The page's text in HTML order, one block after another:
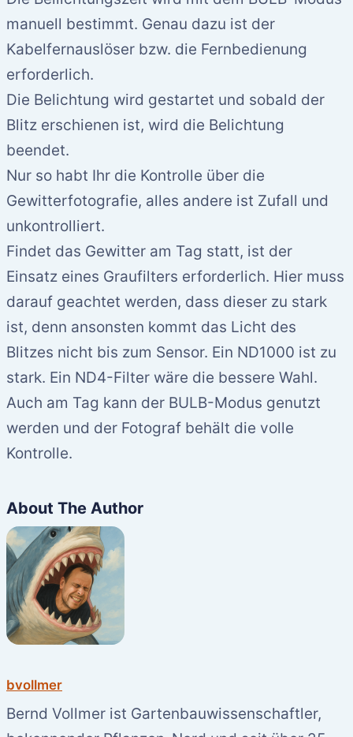
manuell bestimmt. Genau dazu ist der
Kabelfernauslöser bzw. die Fernbedienung
erforderlich.
Die Belichtung wird gestartet und sobald der
Blitz erschienen ist, wird die Belichtung
beendet.
Nur so habt Ihr die Kontrolle über die
Gewitterfotografie, alles andere ist Zufall und
unkontrolliert.
Findet das Gewitter am Tag statt, ist der
Einsatz eines Graufilters erforderlich. Hier muss
darauf geachtet werden, dass dieser zu stark
ist, denn ansonsten kommt das Licht des
Blitzes nicht bis zum Sensor. Ein ND1000 ist zu
stark. Ein ND4-Filter wäre die bessere Wahl.
Auch am Tag kann der BULB-Modus genutzt
werden und der Fotograf behält die volle
Kontrolle.
About The Author
bvollmer
Bernd Vollmer ist Gartenbauwissenschaftler,